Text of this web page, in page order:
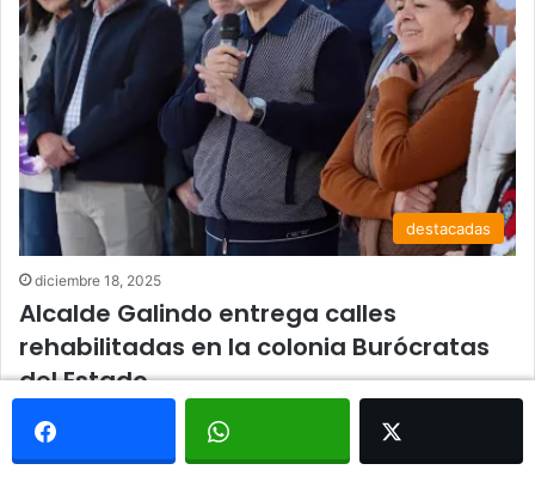
destacadas
diciembre 18, 2025
Alcalde Galindo entrega calles
rehabilitadas en la colonia Burócratas
del Estado
El Presidente Municipal de San Luis Potosi, Enrique Galindo